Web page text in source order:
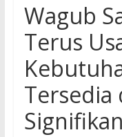
Wagub
Terus
Tersedia
Signifikan